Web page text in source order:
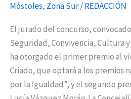
Móstoles, Zona Sur/REDACCIÓN
El jurado del concurso,
Seguridad, Convivencia, Cultura
ha otorgado el primer premio al
Criado, que optará a los premios
por la Igualdad”, y el segundo